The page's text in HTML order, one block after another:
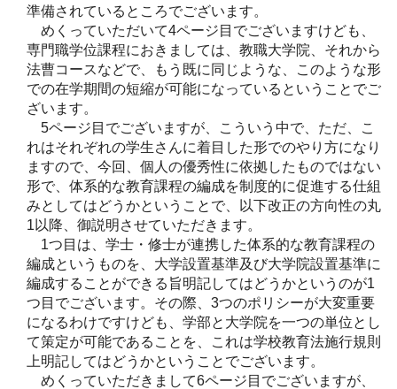
準備されているところでございます。
めくっていただいて4ページ目でございますけども、
専門職学位課程におきましては、教職大学院、それから
法曹コースなどで、もう既に同じような、このような形
での在学期間の短縮が可能になっているということでご
ざいます。
5ページ目でございますが、こういう中で、ただ、こ
れはそれぞれの学生さんに着目した形でのやり方になり
ますので、今回、個人の優秀性に依拠したものではない
形で、体系的な教育課程の編成を制度的に促進する仕組
みとしてはどうかということで、以下改正の方向性の丸
1以降、御説明させていただきます。
1つ目は、学士・修士が連携した体系的な教育課程の
編成というものを、大学設置基準及び大学院設置基準に
編成することができる旨明記してはどうかというのが1
つ目でございます。その際、3つのポリシーが大変重要
になるわけですけども、学部と大学院を一つの単位とし
て策定が可能であることを、これは学校教育法施行規則
上明記してはどうかということでございます。
めくっていただきまして6ページ目でございますが、